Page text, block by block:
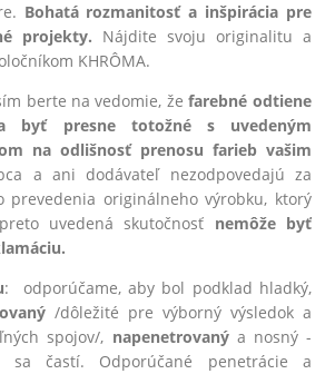
Bohatá rozmanitosť a inšpirácia pre
projekty. Nájdite svoju originalitu a
KHRÔMA.
berte na vedomie, žefarebné odtiene
byť presne totožné s uvedeným
na odlišnosť prenosu farieb vašim
a ani dodávateľ nezodpovedajú za
prevedenia originálneho výrobku, ktorý
uvedená skutočnosť nemôže byť
: odporúčame, aby bol podklad hladký,
/dôležité pre výborný výsledok a
spojov/, napenetrovanýa nosný -
sa častí. Odporúčané penetrácie a